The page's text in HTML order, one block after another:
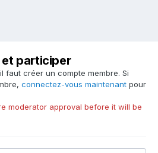
et participer
faut créer un compte membre. Si
connectez-vous maintenant pour
moderator approval before it will be